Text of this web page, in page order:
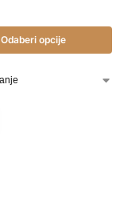
Odaberi opcije